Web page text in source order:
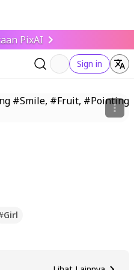
PixAI
Sign in
Girl